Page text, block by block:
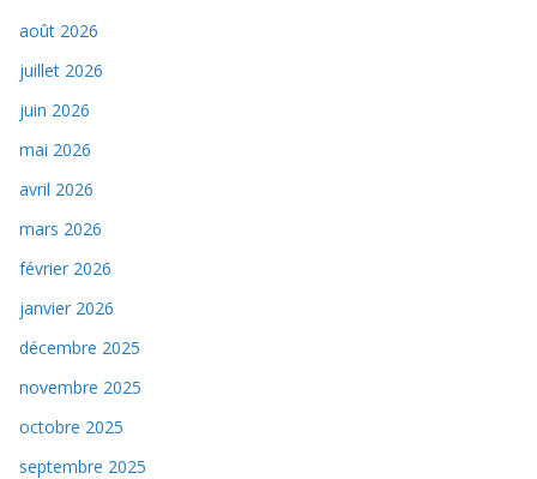
août 2026
juillet 2026
juin 2026
mai 2026
avril 2026
mars 2026
février 2026
janvier 2026
décembre 2025
novembre 2025
octobre 2025
septembre 2025